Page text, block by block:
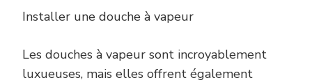
Installer une douche à vapeur
Les douches à vapeur sont incroyablement
luxueuses, mais elles offrent également